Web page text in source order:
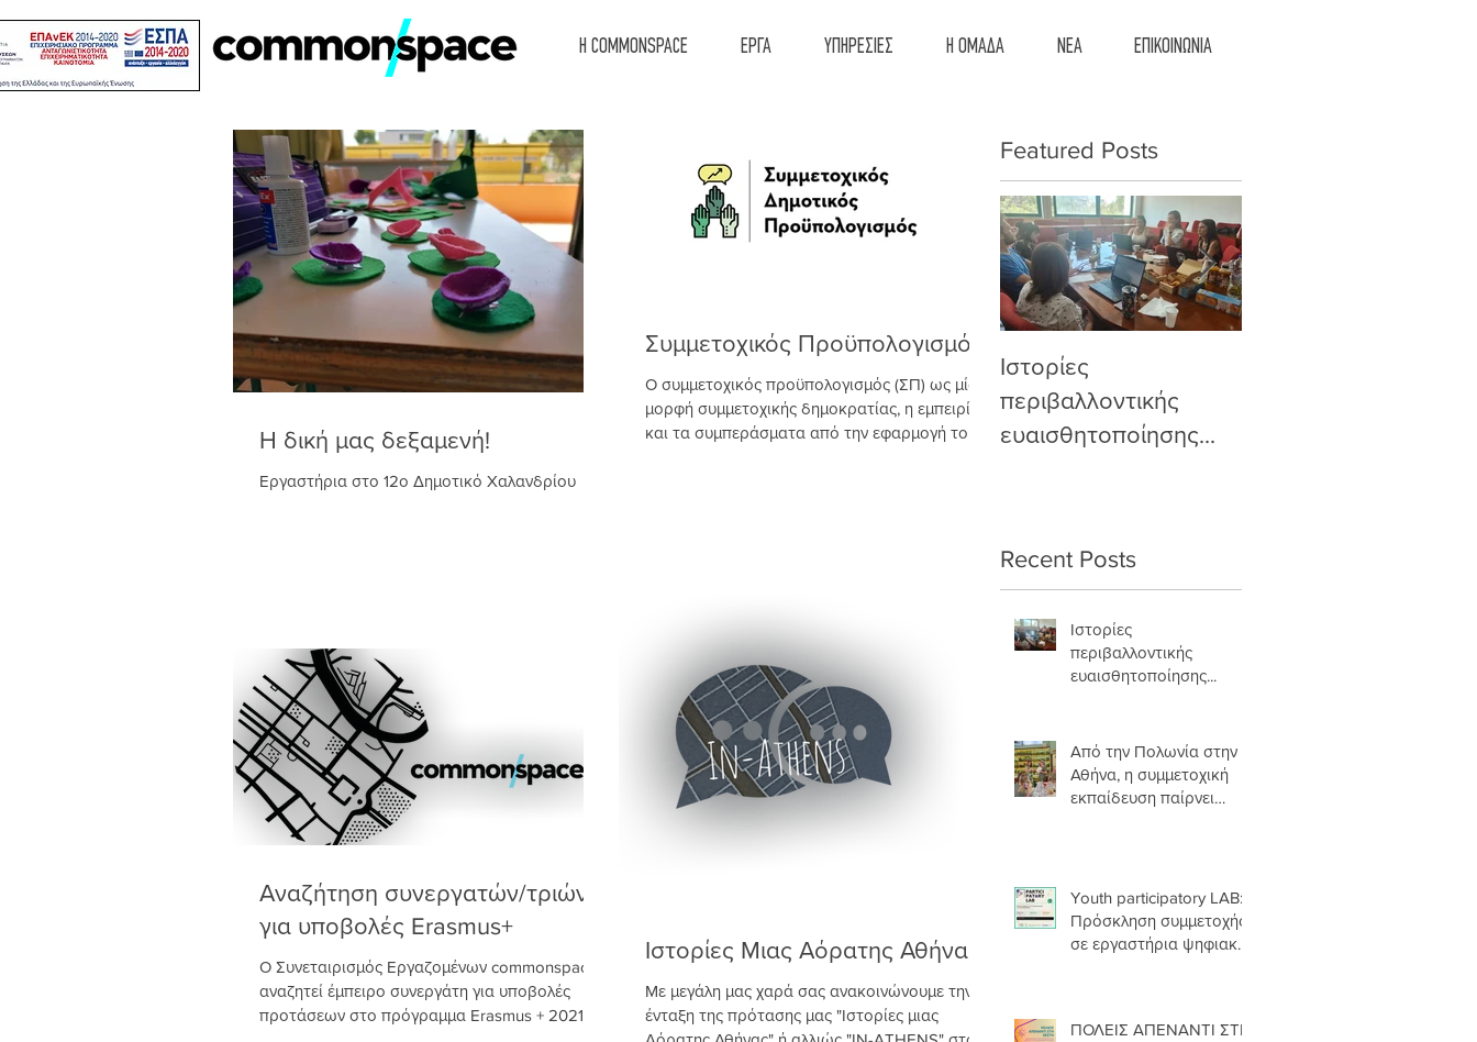
Η COMMONSPACE ΕΡΓΑ ΥΠΗΡΕΣΙΕΣ Η ΟΜΑΔΑ ΝΕΑ ΕΠΙΚΟΙΝΩΝΙΑ
Η δική μας δεξαμενή!
Εργαστήρια στο 12ο Δημοτικό Χαλανδρίου
Συμμετοχικός Προϋπολογισμός
Ο συμμετοχικός προϋπολογισμός (ΣΠ) ως μία
μορφή συμμετοχικής δημοκρατίας, η εμπειρία
και τα συμπεράσματα από την εφαρμογή του
Αναζήτηση συνεργατών/τριών
για υποβολές Erasmus+
Ο Συνεταιρισμός Εργαζομένων commonspace
αναζητεί έμπειρο συνεργάτη για υποβολές
προτάσεων στο πρόγραμμα Erasmus + 2021. Οι
Ιστορίες Μιας Αόρατης Αθήνας
Με μεγάλη μας χαρά σας ανακοινώνουμε την
ένταξη της πρότασης μας "Ιστορίες μιας
Featured Posts
Ιστορίες
περιβαλλοντικής
ευαισθητοποίησης...
Recent Posts
Ιστορίες
περιβαλλοντικής
ευαισθητοποίησης...
Από την Πολωνία στην
Αθήνα, η συμμετοχική
εκπαίδευση παίρνει
Youth participatory LAB:
Πρόσκληση συμμετοχής
σε εργαστήρια ψηφιακής
ΠΟΛΕΙΣ ΑΠΕΝΑΝΤΙ ΣΤΗ